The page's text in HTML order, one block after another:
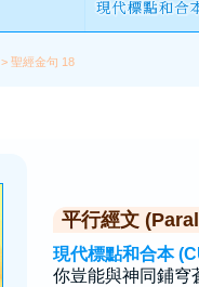
> 聖經金句 18
平行經文
現代標點和合本
你豈能與神同鋪穹